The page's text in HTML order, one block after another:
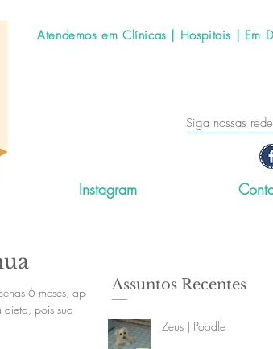
Atendemos em Clínicas | Hospitais | Em
Siga nossas
Instagram
6 meses, após
pois sua
Assuntos Recentes
Zeus | Poodle